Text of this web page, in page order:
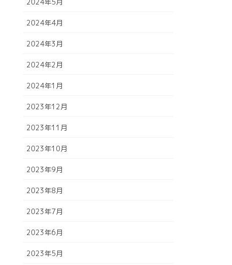
2024年4月
2024年3月
2024年2月
2024年1月
2023年12月
2023年11月
2023年10月
2023年9月
2023年8月
2023年7月
2023年6月
2023年5月